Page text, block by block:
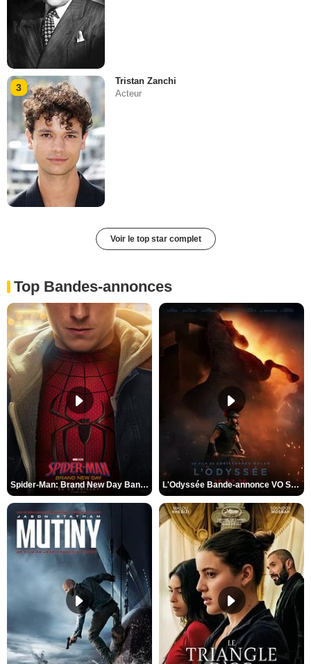
3
Tristan Zanchi
Acteur
Voir le top star complet
Top Bandes-annonces
Spider-Man: Brand New Day Bande-annonce VO STFR L'Odyssée Bande-annonce VO STFR